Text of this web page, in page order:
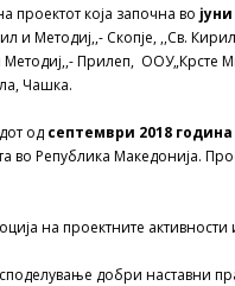
проектот која започна во
и Методиј,,- Скопје, ,,Св.
Прилеп, ООУ„Крсте
Чашка.
од септември 2018 година
во Република Македонија.
на проектните
добри наставни